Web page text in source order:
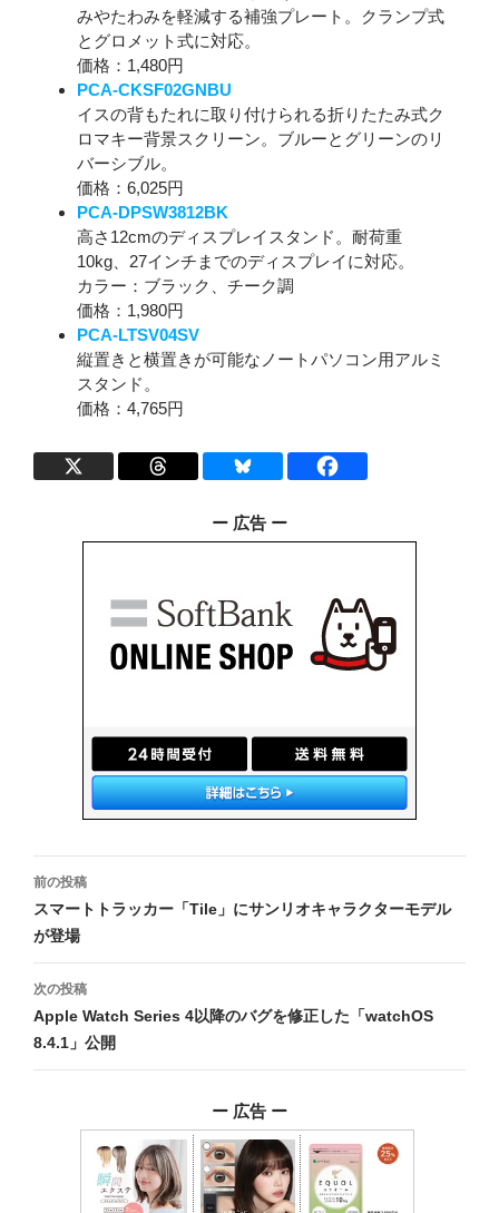
みやたわみを軽減する補強プレート。クランプ式
とグロメット式に対応。
価格：1,480円
PCA-CKSF02GNBU
イスの背もたれに取り付けられる折りたたみ式ク
ロマキー背景スクリーン。ブルーとグリーンのリ
バーシブル。
価格：6,025円
PCA-DPSW3812BK
高さ12cmのディスプレイスタンド。耐荷重
10kg、27インチまでのディスプレイに対応。
カラー：ブラック、チーク調
価格：1,980円
PCA-LTSV04SV
縦置きと横置きが可能なノートパソコン用アルミ
スタンド。
価格：4,765円
ー 広告 ー
投
稿
ナ
ビ
ゲ
ー
前の投稿
スマートトラッカー「Tile」にサンリオキャラクターモデル
が登場
次の投稿
Apple Watch Series 4以降のバグを修正した「watchOS
8.4.1」公開
ー 広告 ー